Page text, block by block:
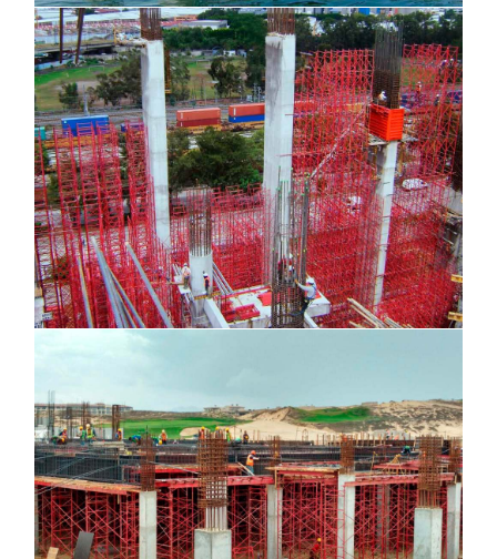
Arena Ciudad de México, CDMX